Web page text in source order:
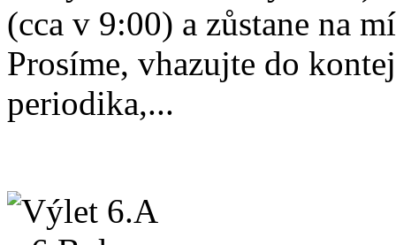
(cca v 9:00) a zůstane na
Prosíme, vhazujte do
periodika,...